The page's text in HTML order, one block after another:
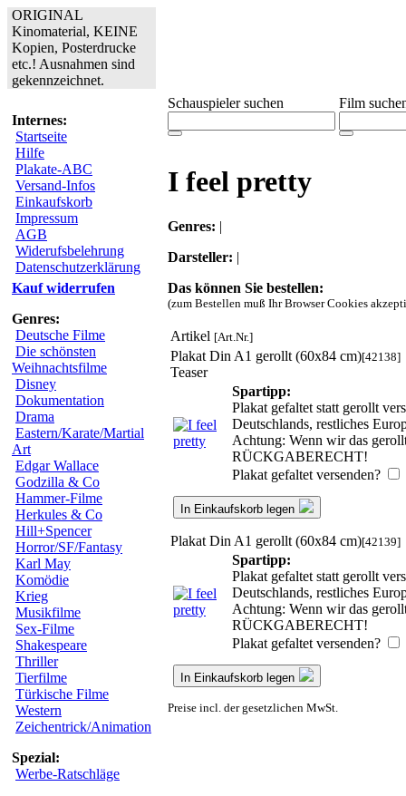
ORIGINAL
Kinomaterial, KEINE
Kopien, Posterdrucke
etc.! Ausnahmen sind
gekennzeichnet.
Internes:
Startseite
Hilfe
Plakate-ABC
Versand-Infos
Einkaufskorb
Impressum
AGB
Widerufsbelehrung
Datenschutzerklärung
Kauf widerrufen
Genres:
Deutsche Filme
Die schönsten
Weihnachtsfilme
Disney
Dokumentation
Drama
Eastern/Karate/Martial
Art
Edgar Wallace
Godzilla & Co
Hammer-Filme
Herkules & Co
Hill+Spencer
Horror/SF/Fantasy
Karl May
Komödie
Krieg
Musikfilme
Sex-Filme
Shakespeare
Thriller
Tierfilme
Türkische Filme
Western
Zeichentrick/Animation
Spezial:
Werbe-Ratschläge
Schauspieler suchen Film
I feel pretty
Genres: |
Darsteller: |
Das können Sie bestellen:
(zum Bestellen muß Ihr Browser Cookies
Artikel [Art.Nr.]
Plakat Din A1 gerollt (60x84 cm)[42138]
Teaser
Spartipp:
Plakat gefaltet statt gerollt
Deutschlands, restliches
Achtung: Wenn wir das
RÜCKGABERECHT!
Plakat gefaltet versenden?
In Einkaufskorb legen
Plakat Din A1 gerollt (60x84 cm)[42139]
Spartipp:
Plakat gefaltet statt gerollt
Deutschlands, restliches
Achtung: Wenn wir das
RÜCKGABERECHT!
Plakat gefaltet versenden?
In Einkaufskorb legen
Preise incl. der gesetzlichen MwSt.